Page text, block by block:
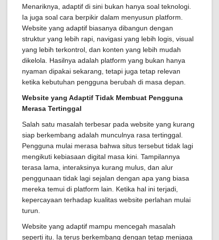
Menariknya, adaptif di sini bukan hanya soal teknologi.
Ia juga soal cara berpikir dalam menyusun platform.
Website yang adaptif biasanya dibangun dengan
struktur yang lebih rapi, navigasi yang lebih logis, visual
yang lebih terkontrol, dan konten yang lebih mudah
dikelola. Hasilnya adalah platform yang bukan hanya
nyaman dipakai sekarang, tetapi juga tetap relevan
ketika kebutuhan pengguna berubah di masa depan.
Website yang Adaptif Tidak Membuat Pengguna
Merasa Tertinggal
Salah satu masalah terbesar pada website yang kurang
siap berkembang adalah munculnya rasa tertinggal.
Pengguna mulai merasa bahwa situs tersebut tidak lagi
mengikuti kebiasaan digital masa kini. Tampilannya
terasa lama, interaksinya kurang mulus, dan alur
penggunaan tidak lagi sejalan dengan apa yang biasa
mereka temui di platform lain. Ketika hal ini terjadi,
kepercayaan terhadap kualitas website perlahan mulai
turun.
Website yang adaptif mampu mencegah masalah
seperti itu. Ia terus berkembang dengan tetap menjaga